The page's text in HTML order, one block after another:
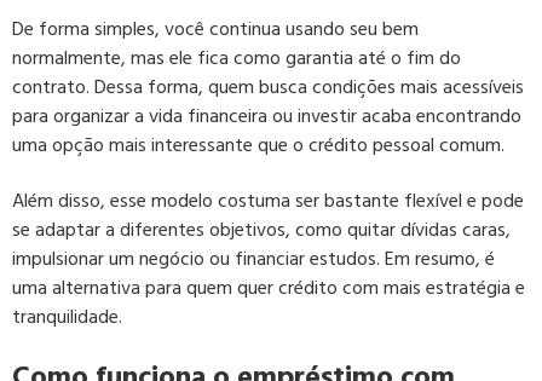
De forma simples, você continua usando seu bem
normalmente, mas ele fica como garantia até o fim do
contrato. Dessa forma, quem busca condições mais acessíveis
para organizar a vida financeira ou investir acaba encontrando
uma opção mais interessante que o crédito pessoal comum.
Além disso, esse modelo costuma ser bastante flexível e pode
se adaptar a diferentes objetivos, como quitar dívidas caras,
impulsionar um negócio ou financiar estudos. Em resumo, é
uma alternativa para quem quer crédito com mais estratégia e
tranquilidade.